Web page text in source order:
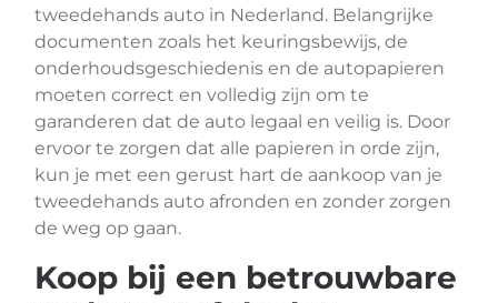
tweedehands auto in Nederland. Belangrijke
documenten zoals het keuringsbewijs, de
onderhoudsgeschiedenis en de autopapieren
moeten correct en volledig zijn om te
garanderen dat de auto legaal en veilig is. Door
ervoor te zorgen dat alle papieren in orde zijn,
kun je met een gerust hart de aankoop van je
tweedehands auto afronden en zonder zorgen
de weg op gaan.
Koop bij een betrouwbare